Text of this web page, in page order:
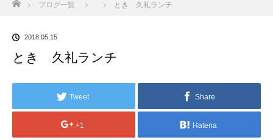
ブログ一覧 とき 久礼ランチ
2018.05.15
とき 久礼ランチ
Tweet Share
+1 Hatena